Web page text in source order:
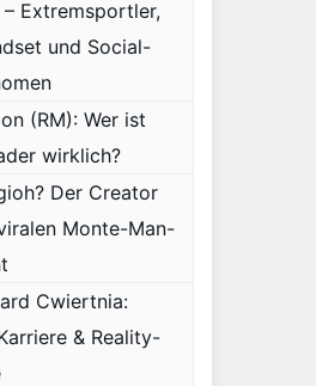
Extremsportler,
und Social-
(RM): Wer ist
wirklich?
Der Creator
Monte-Man-
Cwiertnia:
& Reality-